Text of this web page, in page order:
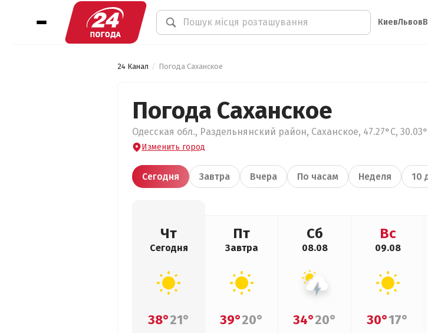
КиевЛьвов
24 Канал Погода Саханское
Погода Саханское
Одесская обл., Раздельнянский район, Саханское, 47.27°С,
Изменить город
Сегодня Завтра Вчера По часам Неделя 10
Чт
Сегодня
38°21°
Пт
Завтра
39°20°
Сб
08.08
34°20°
Вс
09.08
30°17°